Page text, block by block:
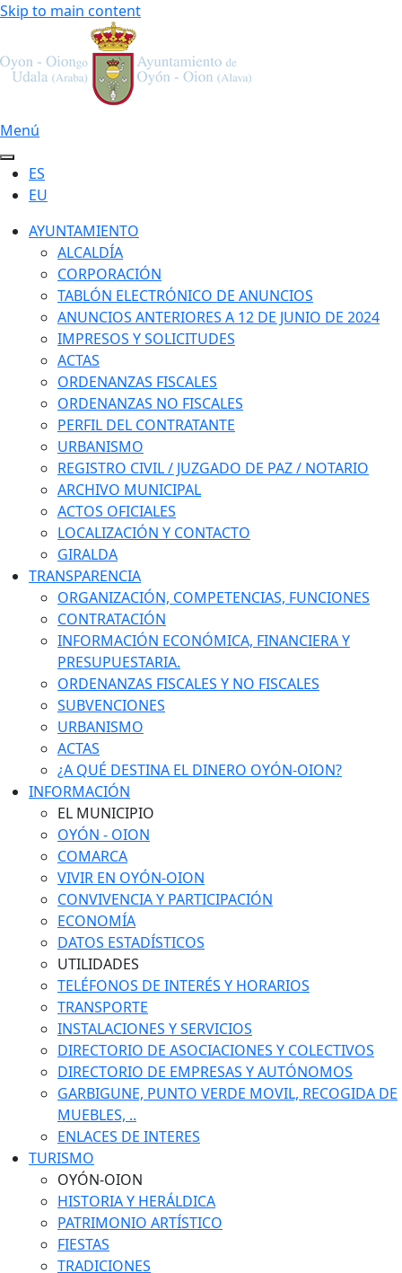
Skip to main content
Menú
ES
EU
AYUNTAMIENTO
ALCALDÍA
CORPORACIÓN
TABLÓN ELECTRÓNICO DE ANUNCIOS
ANUNCIOS ANTERIORES A 12 DE JUNIO DE 2024
IMPRESOS Y SOLICITUDES
ACTAS
ORDENANZAS FISCALES
ORDENANZAS NO FISCALES
PERFIL DEL CONTRATANTE
URBANISMO
REGISTRO CIVIL / JUZGADO DE PAZ / NOTARIO
ARCHIVO MUNICIPAL
ACTOS OFICIALES
LOCALIZACIÓN Y CONTACTO
GIRALDA
TRANSPARENCIA
ORGANIZACIÓN, COMPETENCIAS, FUNCIONES
CONTRATACIÓN
INFORMACIÓN ECONÓMICA, FINANCIERA Y
PRESUPUESTARIA.
ORDENANZAS FISCALES Y NO FISCALES
SUBVENCIONES
URBANISMO
ACTAS
¿A QUÉ DESTINA EL DINERO OYÓN-OION?
INFORMACIÓN
EL MUNICIPIO
OYÓN - OION
COMARCA
VIVIR EN OYÓN-OION
CONVIVENCIA Y PARTICIPACIÓN
ECONOMÍA
DATOS ESTADÍSTICOS
UTILIDADES
TELÉFONOS DE INTERÉS Y HORARIOS
TRANSPORTE
INSTALACIONES Y SERVICIOS
DIRECTORIO DE ASOCIACIONES Y COLECTIVOS
DIRECTORIO DE EMPRESAS Y AUTÓNOMOS
GARBIGUNE, PUNTO VERDE MOVIL, RECOGIDA DE
MUEBLES, ..
ENLACES DE INTERES
TURISMO
OYÓN-OION
HISTORIA Y HERÁLDICA
PATRIMONIO ARTÍSTICO
FIESTAS
TRADICIONES